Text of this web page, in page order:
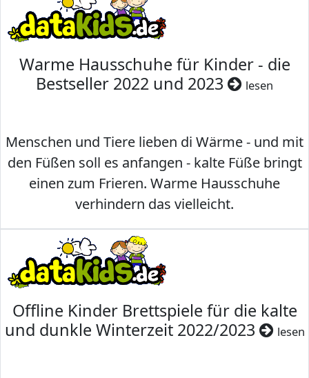
Warme Hausschuhe für Kinder - die
Bestseller 2022 und 2023
lesen
Menschen und Tiere lieben di Wärme - und mit
den Füßen soll es anfangen - kalte Füße bringt
einen zum Frieren. Warme Hausschuhe
verhindern das vielleicht.
Offline Kinder Brettspiele für die kalte
und dunkle Winterzeit 2022/2023
lesen